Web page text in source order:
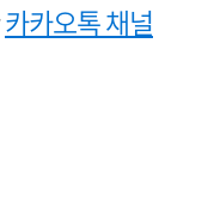
카카오톡 채널